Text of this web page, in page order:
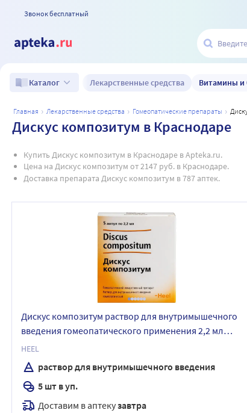
Звонок бесплатный
Каталог Лекарственные средства Витамины и
главная лекарственные средства гомеопатические препараты
Дискус композитум в Краснодаре
Купить Дискус композитум в Краснодаре в Apteka.ru.
Цена на Дискус композитум от 2147 руб. в Краснодаре.
Доставка препарата Дискус композитум в 787 аптек.
Дискус композитум раствор для внутримышечного
введения гомеопатического применения 2,2 мл
ампулы 5 шт.
HEEL
раствор для внутримышечного введения
5 шт в уп.
Доставим в аптекузавтра